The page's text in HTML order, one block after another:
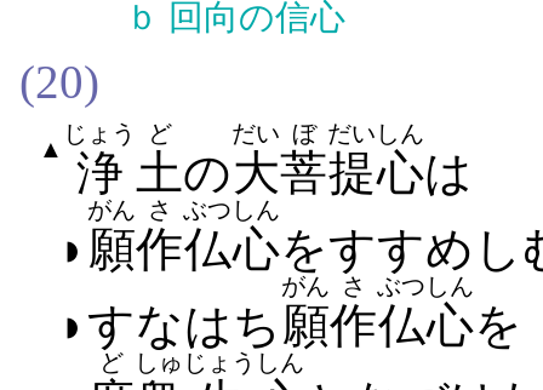
ｂ 回向の信心
(20)
▲ 浄
じょう
土
ど
の大
だい
菩
ぼ
提
だい
心
しん
は
◗ 願
がん
作
さ
仏
ぶつ
心
しん
を​すすめ​し
◗すなはち 願
がん
作
さ
仏
ぶつ
心
しん
を
ど しゅ じょう しん